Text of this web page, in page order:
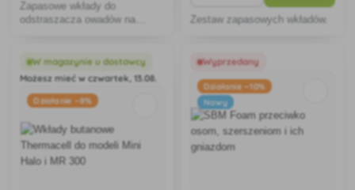
Zapasowe wkłady do
odstraszacza owadów na
Zestaw zapasowych wkładów.
W magazynie u dostawcy
Możesz mieć w czwartek, 13.08.
Działanie −8%
Wyprzedany
Działanie −10%
Nowy